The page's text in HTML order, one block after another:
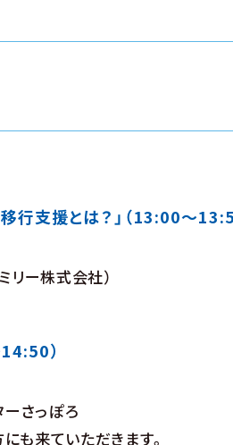
行支援とは？」（13:00～
リー株式会社）
）
さっぽろ
も来ていただきます。